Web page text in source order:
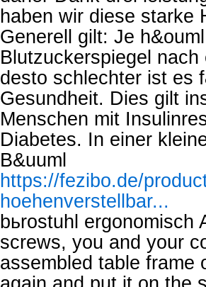
haben wir diese starke
Generell gilt: Je
Blutzuckerspiegel
desto schlechter ist es
Gesundheit. Dies gilt
Menschen mit
Diabetes. In einer
B&uuml
https://fezibo.de/
hoehenverstellbar...
bьrostuhl ergonomisch
screws, you and your
assembled table frame